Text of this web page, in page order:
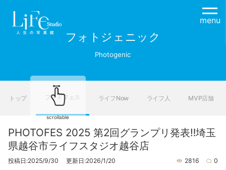
menu
フォトジェニック
Photogenic
トップ フォトフェス ライフNow ライフ人 MVP店舗
PHOTOFES 2025 第2回グランプリ発表‼埼玉
県越谷市ライフスタジオ越谷店
投稿日:2025/9/30 更新日:2026/1/20 2816 0